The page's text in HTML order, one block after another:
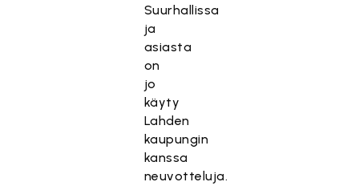
Suurhallissa
ja
asiasta
on
jo
käyty
Lahden
kaupungin
kanssa
neuvotteluja.